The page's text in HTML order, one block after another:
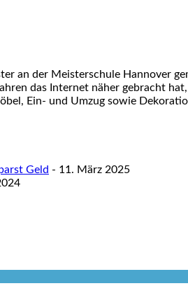
an der Meisterschule Hannover
das Internet näher gebracht
Ein- und Umzug sowie
Geld - 11. März 2025